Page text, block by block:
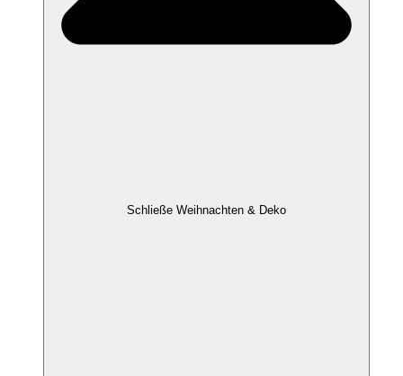
Schließe Weihnachten & Deko